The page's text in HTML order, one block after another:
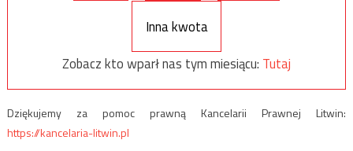
Inna kwota
Zobacz kto wparł nas tym miesiącu: Tutaj
Dziękujemy za pomoc prawną Kancelarii Prawnej Litwin:
https://kancelaria-litwin.pl